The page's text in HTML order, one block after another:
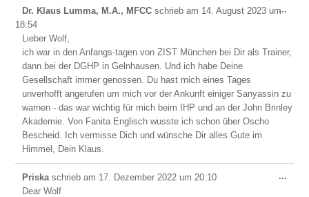
Dr. Klaus Lumma, M.A., MFCCschrieb am 14. August 2023 um
18:54
Lieber Wolf,
ich war in den Anfangs-tagen von ZIST München bei Dir als Trainer,
dann bei der DGHP in Gelnhausen. Und ich habe Deine
Gesellschaft immer genossen. Du hast mich eines Tages
unverhofft angerufen um mich vor der Ankunft einiger Sanyassin zu
warnen - das war wichtig für mich beim IHP und an der John Brinley
Akademie. Von Fanita Englisch wusste ich schon über Oscho
Bescheid. Ich vermisse Dich und wünsche Dir alles Gute im
Himmel, Dein Klaus.
...
Priskaschrieb am 17. Dezember 2022 um 20:10
Dear Wolf
...